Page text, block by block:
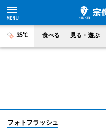
35°C 食べる 見る・遊ぶ
フォトフラッシュ